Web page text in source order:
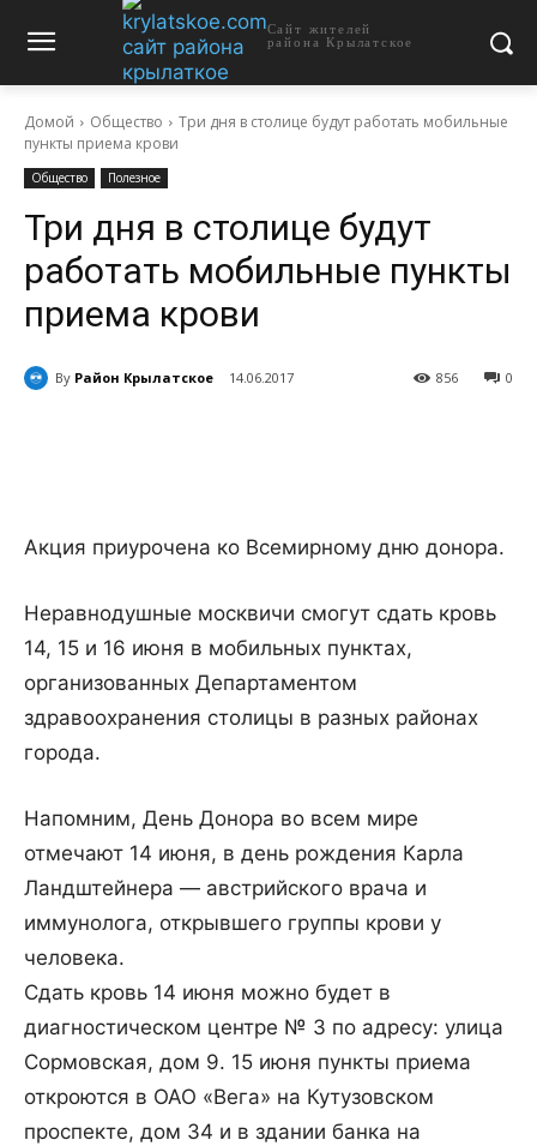
Сайт жителей
района Крылатское
Домой Общество
Три дня в столице будут работать мобильные
пункты приема крови
Общество Полезное
Три дня в столице будут
работать мобильные пункты
приема крови
By Район Крылатское 14.06.2017 0
856
Акция приурочена ко Всемирному дню донора.
Неравнодушные москвичи смогут сдать кровь
14, 15 и 16 июня в мобильных пунктах,
организованных Департаментом
здравоохранения столицы в разных районах
города.
Напомним, День Донора во всем мире
отмечают 14 июня, в день рождения Карла
Ландштейнера — австрийского врача и
иммунолога, открывшего группы крови у
человека.
Сдать кровь 14 июня можно будет в
диагностическом центре № 3 по адресу: улица
Сормовская, дом 9. 15 июня пункты приема
откроются в ОАО «Вега» на Кутузовском
проспекте, дом 34 и в здании банка на